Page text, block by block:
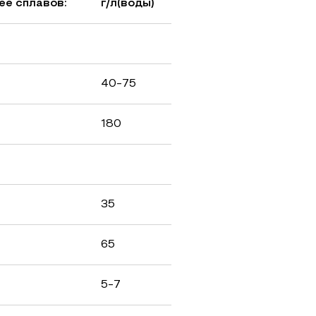
сплавов: г/л(воды)
40-75
180
35
65
5-7